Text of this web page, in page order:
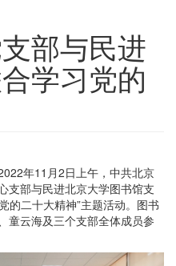
部与民进
学习党的
年11月2日上午，中共北京
支部与民进北京大学图书馆支
的二十大精神”主题活动。图书
童云海及三个支部全体成员参